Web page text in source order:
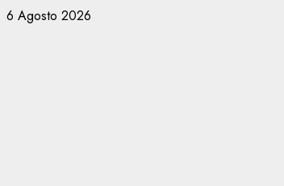
Vai
6 Agosto 2026